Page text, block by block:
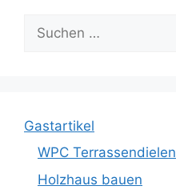
nach:
Gastartikel
WPC Terrassendielen
Holzhaus bauen